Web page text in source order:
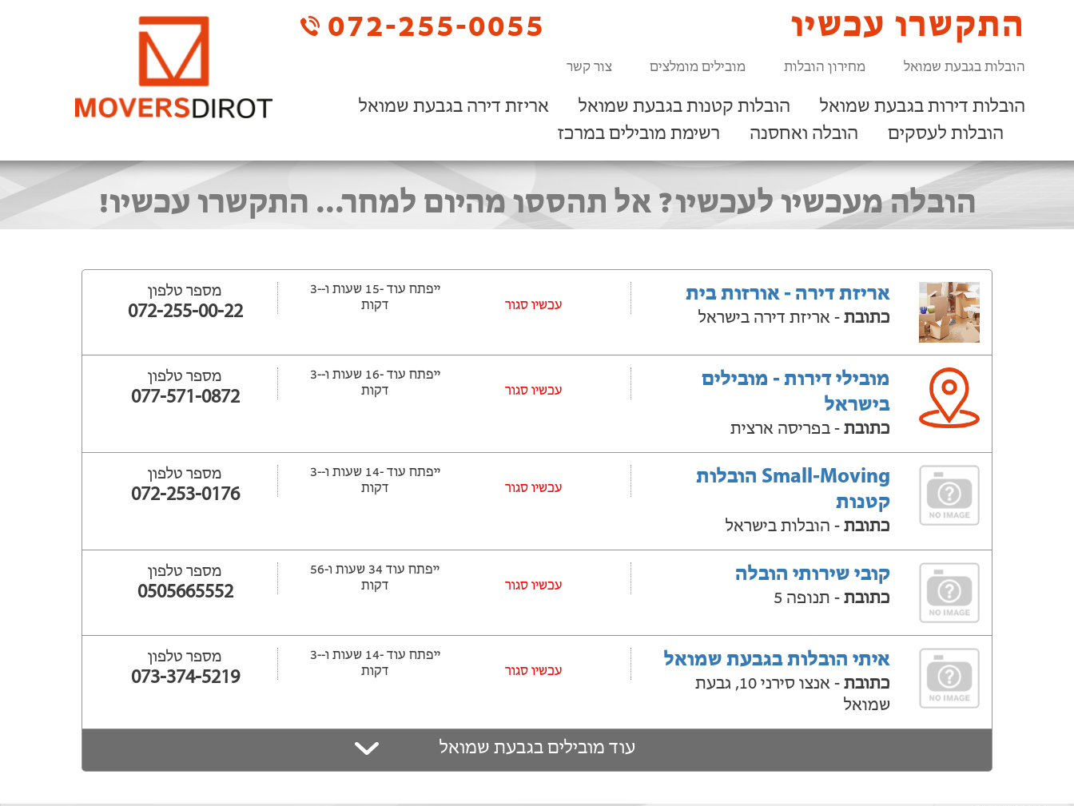
072-255-0055 התקשרו עכשיו
הובלות בגבעת שמואל מחירון הובלות מובילים מומלצים צור קשר
הובלות דירות בגבעת שמואל הובלות קטנות בגבעת שמואל
אריזת דירה בגבעת שמואל
הובלות לעסקים
הובלה ואחסנה רשימת מובילים במרכז
הובלה מעכשיו לעכשיו? אל תהססו מהיום למחר... התקשרו עכשיו!
אריזת דירה - אורזות בית
כתובת - אריזת דירה בישראל
‫עכשיו סגור
ייפתח עוד -15 שעות ‫ו--3
דקות
מספר טלפון
072-255-00-22
מובילי דירות - מובילים
בישראל
כתובת - בפריסה ארצית
‫עכשיו סגור
ייפתח עוד -16 שעות ‫ו--3
דקות
מספר טלפון
077-571-0872
Small-Moving הובלות
קטנות
כתובת - הובלות בישראל
‫עכשיו סגור
ייפתח עוד -14 שעות ‫ו--3
דקות
מספר טלפון
072-253-0176
קובי שירותי הובלה
כתובת - תנופה 5
עכשיו סגור
ייפתח עוד 34 שעות ‫ו-56
דקות
מספר טלפון
0505665552
איתי הובלות בגבעת שמואל
כתובת
- אנצו סירני 10, גבעת
שמואל
‫עכשיו סגור
ייפתח עוד -14 שעות ‫ו--3
דקות
מספר טלפון
073-374-5219
עוד מובילים בגבעת שמואל